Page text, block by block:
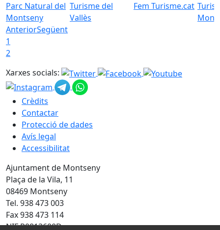
Parc Natural del
Montseny
Turisme del
Vallès
Fem Turisme.cat
AnteriorSegüent
1
2
Xarxes socials:
Crèdits
Contactar
Protecció de dades
Avís legal
Accessibilitat
Ajuntament de Montseny
Plaça de la Vila, 11
08469 Montseny
Tel. 938 473 003
Fax 938 473 114
NIF P0813600D